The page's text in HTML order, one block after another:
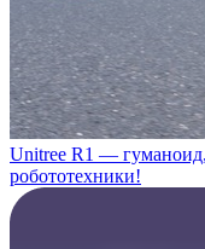
Unitree R1 —
робототехники!